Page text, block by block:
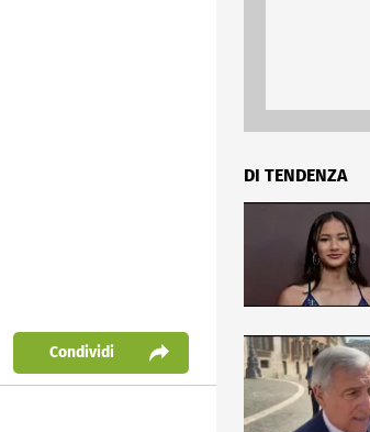
Condividi
DI TENDENZA